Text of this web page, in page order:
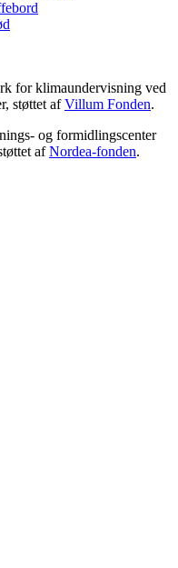
for klimaundervisning ved
støttet afVillum Fonden.
og formidlingscenter
afNordea-fonden.